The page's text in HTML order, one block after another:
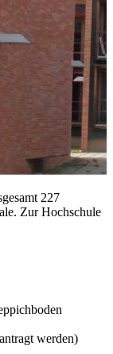
227
Zur Hochschule
werden)